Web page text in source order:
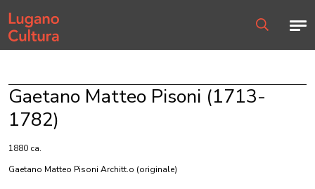
Home page
Gaetano Matteo Pisoni (1713-
1782)
1880 ca.
Gaetano Matteo Pisoni Architt.o (originale)